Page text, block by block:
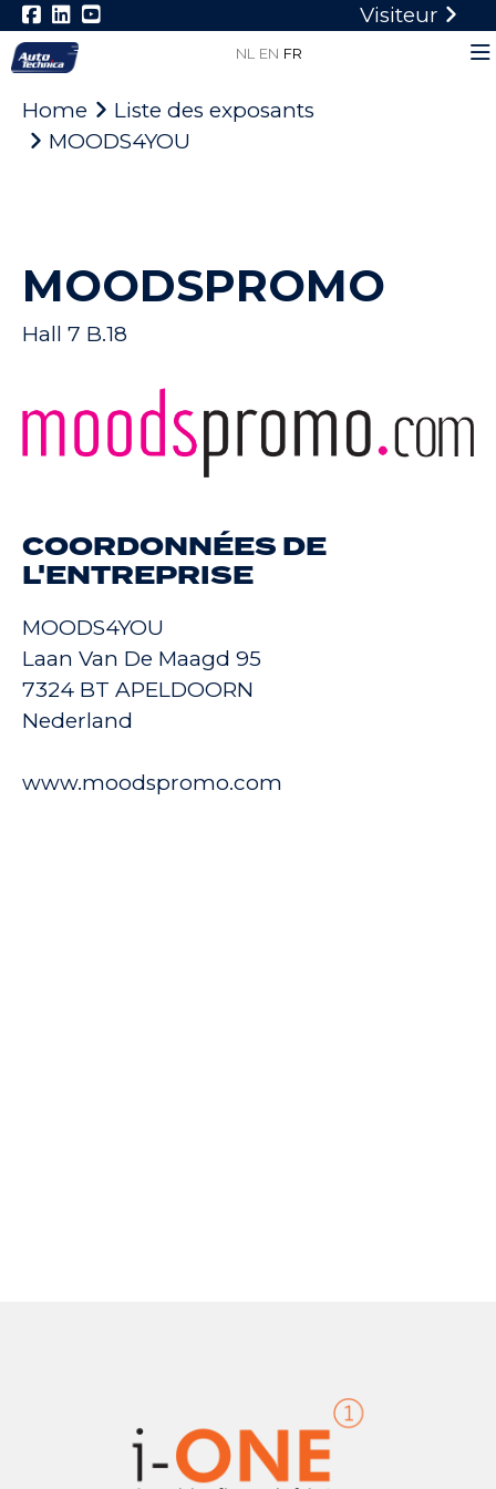
Visiteur
NL EN FR
Home
Liste des exposants
MOODS4YOU
MOODSPROMO
Hall 7 B.18
COORDONNÉES DE
L'ENTREPRISE
MOODS4YOU
Laan Van De Maagd 95
7324 BT APELDOORN
Nederland
www.moodspromo.com